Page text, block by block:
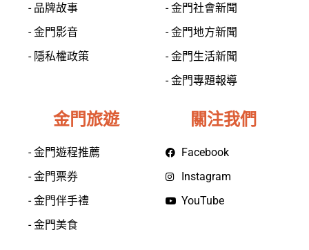
- 品牌故事
- 金門影音
- 隱私權政策
- 金門社會新聞
- 金門地方新聞
- 金門生活新聞
- 金門專題報導
金門旅遊
- 金門遊程推薦
- 金門票券
- 金門伴手禮
- 金門美食
關注我們
Facebook
Instagram
YouTube